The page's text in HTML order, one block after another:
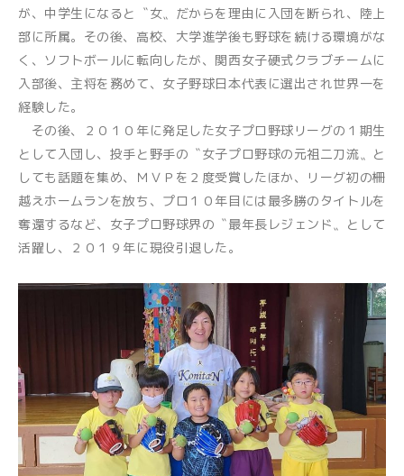
が、中学生になると〝女〟だからを理由に入団を断られ、陸上
部に所属。その後、高校、大学進学後も野球を続ける環境がな
く、ソフトボールに転向したが、関西女子硬式クラブチームに
入部後、主将を務めて、女子野球日本代表に選出され世界一を
経験した。
その後、２０１０年に発足した女子プロ野球リーグの１期生
として入団し、投手と野手の〝女子プロ野球の元祖二刀流〟と
しても話題を集め、ＭＶＰを２度受賞したほか、リーグ初の柵
越えホームランを放ち、プロ１０年目には最多勝のタイトルを
奪還するなど、女子プロ野球界の〝最年長レジェンド〟として
活躍し、２０１９年に現役引退した。